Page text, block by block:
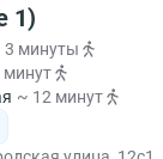
1)
3 минуты
минут
~ 12 минут